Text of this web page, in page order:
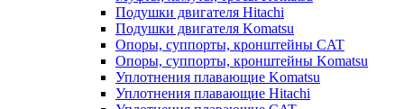
Подушки двигателя Hitachi
Подушки двигателя Komatsu
Опоры, суппорты, кронштейны CAT
Опоры, суппорты, кронштейны Komatsu
Уплотнения плавающие Komatsu
Уплотнения плавающие Hitachi